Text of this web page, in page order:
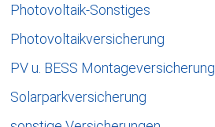
Photovoltaik-Sonstiges
Photovoltaikversicherung
PV u. BESS Montageversicherung
Solarparkversicherung